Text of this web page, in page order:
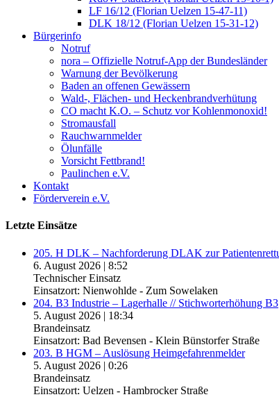
LF 16/12 (Florian Uelzen 15-47-11)
DLK 18/12 (Florian Uelzen 15-31-12)
Bürgerinfo
Notruf
nora – Offizielle Notruf-App der Bundesländer
Warnung der Bevölkerung
Baden an offenen Gewässern
Wald-, Flächen- und Heckenbrandverhütung
CO macht K.O. – Schutz vor Kohlenmonoxid!
Stromausfall
Rauchwarnmelder
Ölunfälle
Vorsicht Fettbrand!
Paulinchen e.V.
Kontakt
Förderverein e.V.
Letzte Einsätze
205. H DLK – Nachforderung DLAK zur
6. August 2026 | 8:52
Technischer Einsatz
Einsatzort: Nienwohlde - Zum Sowelaken
204. B3 Industrie – Lagerhalle // Stichworterhöhung B3
5. August 2026 | 18:34
Brandeinsatz
Einsatzort: Bad Bevensen - Klein Bünstorfer Straße
203. B HGM – Auslösung Heimgefahrenmelder
5. August 2026 | 0:26
Brandeinsatz
Einsatzort: Uelzen - Hambrocker Straße